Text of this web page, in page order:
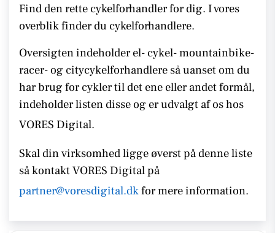
Find den rette cykelforhandler for dig. I vores
overblik finder du cykelforhandlere.
Oversigten indeholder el- cykel- mountainbike-
racer- og citycykelforhandlere så uanset om du
har brug for cykler til det ene eller andet formål,
indeholder listen disseog er udvalgt af os hos
VORES Digital.
Skal din virksomhed ligge øverst på denne liste
så kontaktVORES Digital på
partner@voresdigital.dkfor mere information.